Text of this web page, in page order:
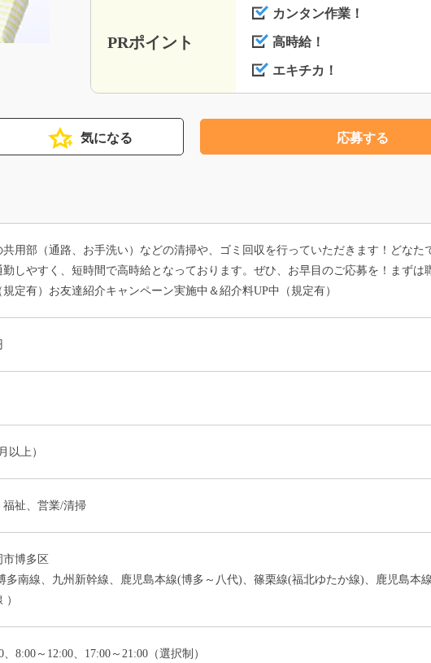
PRポイント
カンタン作業！
高時給！
エキチカ！
気になる 応募する
用部（通路、お手洗い）などの清掃や、ゴミ回収を行っていただきます！どなた
しやすく、短時間で高時給となっております。ぜひ、お早目のご応募を！まず
規定有）お友達紹介キャンペーン実施中＆紹介料UP中（規定有）
以上）
福祉、営業/清掃
博多区
多南線、九州新幹線、鹿児島本線(博多～八代)、篠栗線(福北ゆたか線)、鹿児島本
、8:00～12:00、17:00～21:00（選択制）